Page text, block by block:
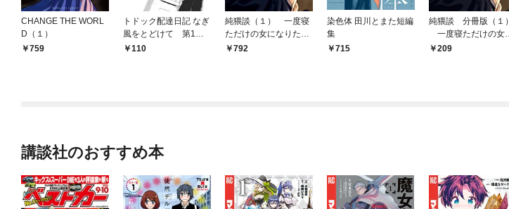
CHANGE THE WORL
D（１）
759
トドック配達日記 なぎ
風をとどけて 第1
話 僕の大切な6分間
110
純猥談（１） 一度寝
ただけの女になりたく
なかった
792
染色体 田川とまた短編
集
715
純猥談 分冊版（１）
一度寝ただけの女に
なりたくなかった
209
講談社のおすすめ本